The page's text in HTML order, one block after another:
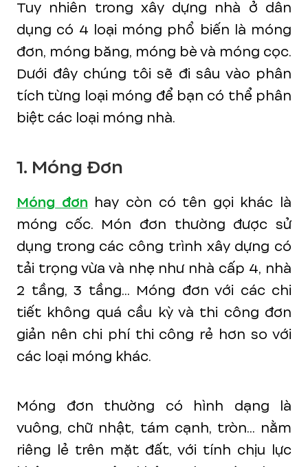
Tuy nhiên trong xây dựng nhà ở dân
dụng có 4 loại móng phổ biến là móng
đơn, móng băng, móng bè và móng cọc.
Dưới đây chúng tôi sẽ đi sâu vào phân
tích từng loại móng để bạn có thể phân
biệt các loại móng nhà.
1. Móng Đơn
Móng đơnhay còn có tên gọi khác là
móng cốc. Món đơn thường được sử
dụng trong các công trình xây dựng có
tải trọng vừa và nhẹ như nhà cấp 4, nhà
2 tầng, 3 tầng... Móng đơn với các chi
tiết không quá cầu kỳ và thi công đơn
giản nên chi phí thi công rẻ hơn so với
các loại móng khác.
Móng đơn thường có hình dạng là
vuông, chữ nhật, tám cạnh, tròn... nằm
riêng lẻ trên mặt đất, với tính chịu lực